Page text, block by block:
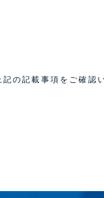
記の記載事項をご確認